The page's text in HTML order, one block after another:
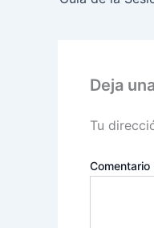
Deja
Tu
Comentario